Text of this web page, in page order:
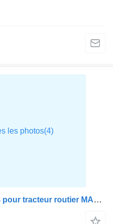
Essieu arrière 81354015814 pour tracteur routier MAN TGX